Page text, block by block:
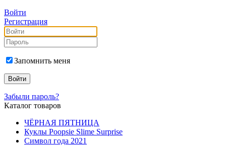
Войти
Регистрация
Запомнить меня
Забыли пароль?
Каталог товаров
ЧЁРНАЯ ПЯТНИЦА
Куклы Poopsie Slime Surprise
Символ года 2021